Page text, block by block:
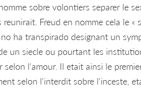
sobre volontiers separer le
Freud en nomme cela le
ha transpirado designant un
un siecle ou pourtant les
selon l'amour. Il etait ainsi le
selon l'interdit sobre l'inceste,